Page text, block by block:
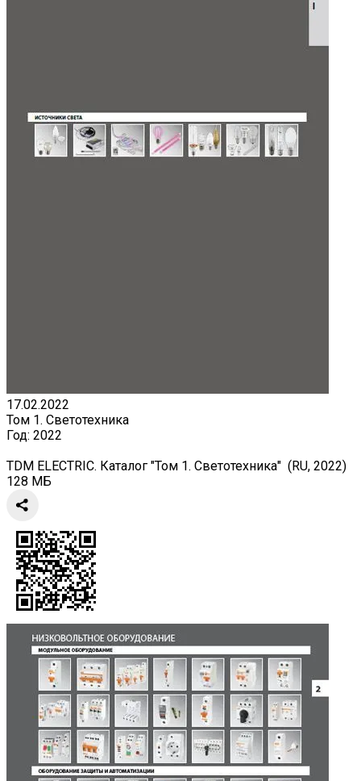
17.02.2022
Том 1. Светотехника
Год: 2022
TDM ELECTRIC. Каталог "Том 1. Светотехника" (RU, 2022)
128 МБ